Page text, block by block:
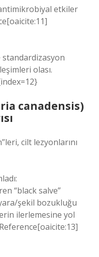
etkiler
olası.
canadensis)
cilt lezyonlarını
“black salve”
şekil bozukluğu
ilerlemesine yol